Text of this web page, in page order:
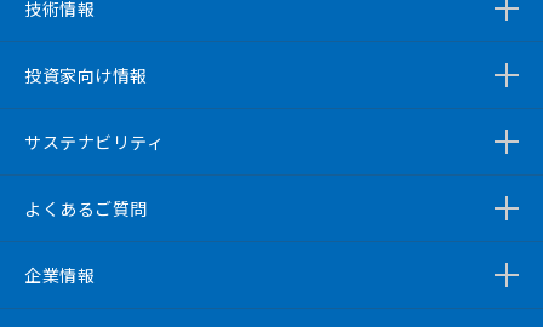
技術情報
投資家向け情報
サステナビリティ
よくあるご質問
企業情報